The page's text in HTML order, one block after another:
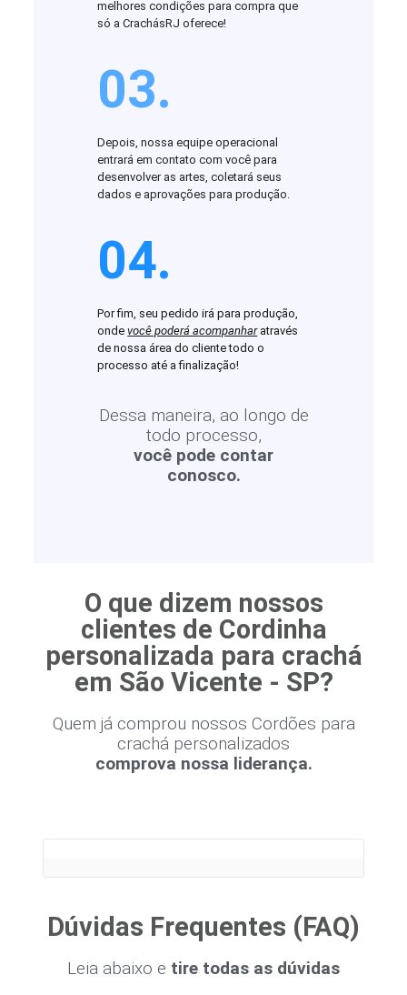
melhores condições para compra que
só a CrachásRJ oferece!
03.
Depois, nossa equipe operacional
entrará em contato com você para
desenvolver as artes, coletará seus
dados e aprovações para produção.
04.
Por fim, seu pedido irá para produção,
ondevocê poderá acompanharatravés
de nossa área do cliente todo o
processo até a finalização!
Dessa maneira, ao longo de
todo processo,
você pode contar
conosco.
O que dizem nossos
clientes de Cordinha
personalizada para crachá
em São Vicente - SP?
Quem já comprou nossos Cordões para
crachá personalizados
comprova nossa liderança.
Dúvidas Frequentes (FAQ)
Leia abaixo e tire todas as dúvidas